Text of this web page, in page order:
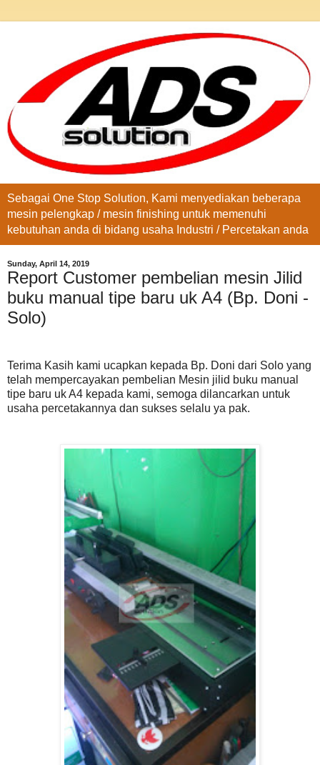
Sebagai One Stop Solution, Kami menyediakan beberapa
mesin pelengkap / mesin finishing untuk memenuhi
kebutuhan anda di bidang usaha Industri / Percetakan anda
Sunday, April 14, 2019
Report Customer pembelian mesin Jilid
buku manual tipe baru uk A4 (Bp. Doni -
Solo)
Terima Kasih kami ucapkan kepada Bp. Doni dari Solo yang
telah mempercayakan pembelian Mesin jilid buku manual
tipe baru uk A4 kepada kami, semoga dilancarkan untuk
usaha percetakannya dan sukses selalu ya pak.